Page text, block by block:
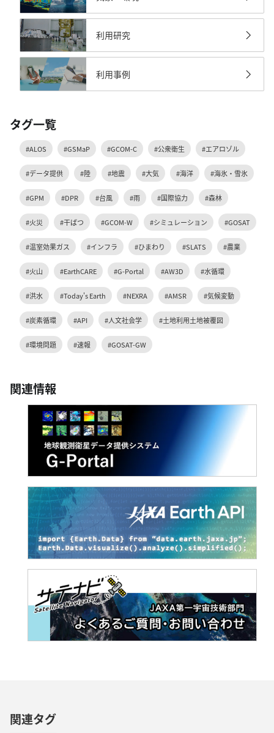
利用研究
利用事例
タグ一覧
#ALOS #GSMaP #GCOM-C #公衆衛生 #エアロゾル
#データ提供 #陸 #地震 #大気 #海洋 #海氷・雪氷
#GPM #DPR #台風 #雨 #国際協力 #森林
#火災 #干ばつ #GCOM-W #シミュレーション #GOSAT
#温室効果ガス #インフラ #ひまわり #SLATS #農業
#火山 #EarthCARE #G-Portal #AW3D #水循環
#洪水 #Today's Earth #NEXRA #AMSR #気候変動
#炭素循環 #API #人文社会学 #土地利用土地被覆図
#環境問題 #速報 #GOSAT-GW
関連情報
関連タグ